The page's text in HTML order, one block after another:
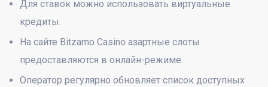
Для ставок можно использовать виртуальные
кредиты.
На сайте Bitzamo Casino азартные слоты
предоставляются в онлайн-режиме.
Оператор регулярно обновляет список доступных